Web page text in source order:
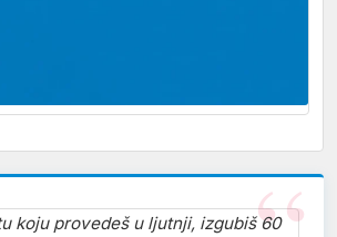
koju provedeš u ljutnji, izgubiš 60